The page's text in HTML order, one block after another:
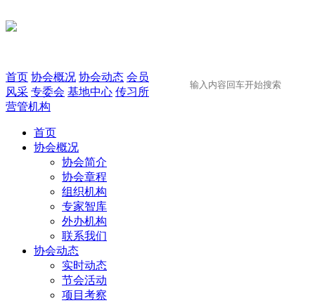
首页 协会概况 协会动态 会员
风采 专委会 基地中心 传习所
营管机构
首页
协会概况
协会简介
协会章程
组织机构
专家智库
外办机构
联系我们
协会动态
实时动态
节会活动
项目考察